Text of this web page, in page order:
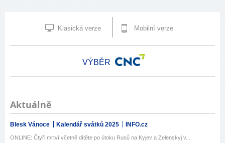
Klasická verze Mobilní verze
VÝBĚR
Aktuálně
Blesk Vánoce Kalendář svátků 2025 INFO.cz
ONLINE: Čtyři mrtví včetně dítěte po útoku Rusů na Kyjev a Zelenskyj v...